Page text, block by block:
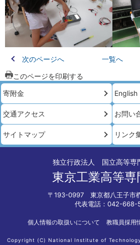
次のページへ 一覧へ
このページを印刷する
寄附金
English
交通アクセス お問い
サイトマップ リンク
独立行政法人 国立高等専
東京工業高等専
〒193-0997 東京都八王子市
代表電話：042-668-
個人情報の取扱いについて 教職員採用
Copyright (C) National Institute of